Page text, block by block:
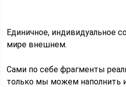
Единичное, индивидуальное
мире внешнем.
Сами по себе фрагменты
только мы можем наполнить